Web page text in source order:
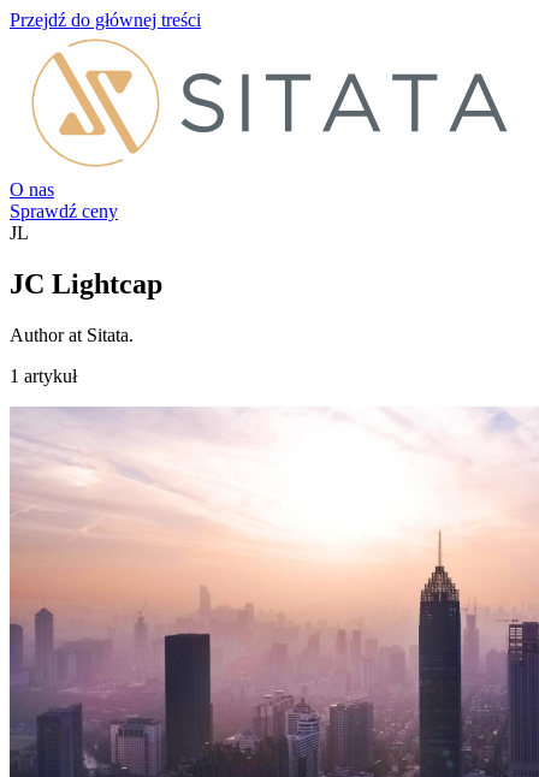
Przejdź do głównej treści
O nas
Sprawdź ceny
JL
JC Lightcap
Author at Sitata.
1 artykuł